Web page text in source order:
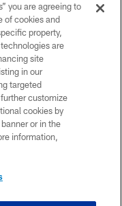
No portion of
or manipulated in any
you agree to abide by
Conduct, and Terms and
you are agreeing to
of cookies and
property,
are
site
in our
targeted
customize
cookies by
or in the
information,